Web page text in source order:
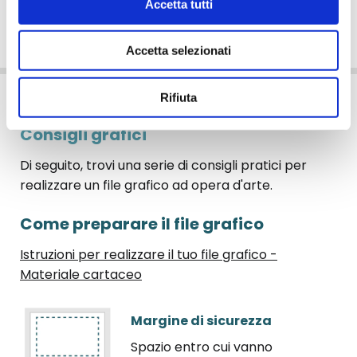
Accetta tutti
Accetta selezionati
Rifiuta
FAQ
Consigli grafici
Di seguito, trovi una serie di consigli pratici per
realizzare un file grafico ad opera d'arte.
Come preparare il file grafico
Istruzioni per realizzare il tuo file grafico -
Materiale cartaceo
Margine di sicurezza
Spazio entro cui vanno